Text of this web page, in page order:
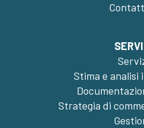
Stima e analisi
Strategia di